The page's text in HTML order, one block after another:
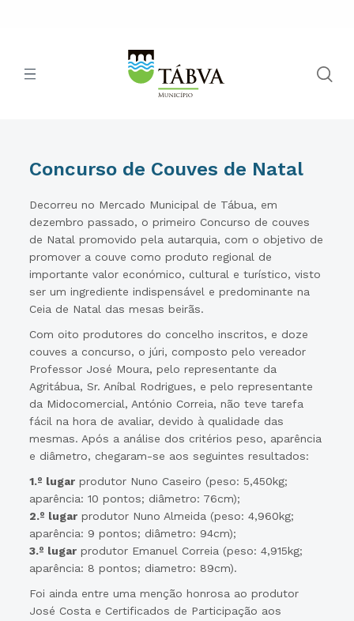
Concurso de Couves de Natal
Decorreu no Mercado Municipal de Tábua, em
dezembro passado, o primeiro Concurso de couves
de Natal promovido pela autarquia, com o objetivo de
promover a couve como produto regional de
importante valor económico, cultural e turístico, visto
ser um ingrediente indispensável e predominante na
Ceia de Natal das mesas beirãs.
Com oito produtores do concelho inscritos, e doze
couves a concurso, o júri, composto pelo vereador
Professor José Moura, pelo representante da
Agritábua, Sr. Aníbal Rodrigues, e pelo representante
da Midocomercial, António Correia, não teve tarefa
fácil na hora de avaliar, devido à qualidade das
mesmas. Após a análise dos critérios peso, aparência
e diâmetro, chegaram-se aos seguintes resultados:
1.º lugar produtor Nuno Caseiro (peso: 5,450kg;
aparência: 10 pontos; diâmetro: 76cm);
2.º lugar produtor Nuno Almeida (peso: 4,960kg;
aparência: 9 pontos; diâmetro: 94cm);
3.º lugar produtor Emanuel Correia (peso: 4,915kg;
aparência: 8 pontos; diametro: 89cm).
Foi ainda entre uma menção honrosa ao produtor
José Costa e Certificados de Participação aos